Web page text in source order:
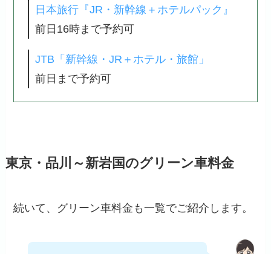
日本旅行『JR・新幹線＋ホテルパック』
前日16時まで予約可
JTB「新幹線・JR＋ホテル・旅館」
前日まで予約可
東京・品川～新岩国のグリーン車料金
続いて、グリーン車料金も一覧でご紹介します。